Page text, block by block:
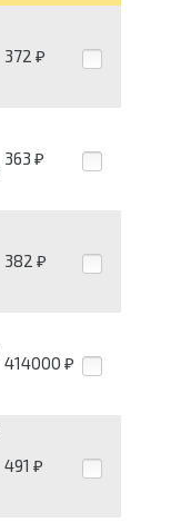
372 ₽
363 ₽
382 ₽
414000 ₽
491 ₽